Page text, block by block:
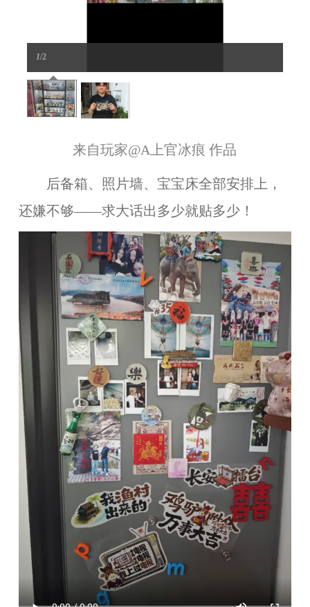
1/2
来自玩家@A上官冰痕作品
后备箱、照片墙、宝宝床全部安排上，
还嫌不够——求大话出多少就贴多少！